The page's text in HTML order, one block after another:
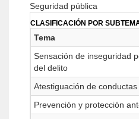
Seguridad pública
CLASIFICACIÓN POR
Tema
Sensación de inseguridad
del delito
Atestiguación de
Prevención y protección